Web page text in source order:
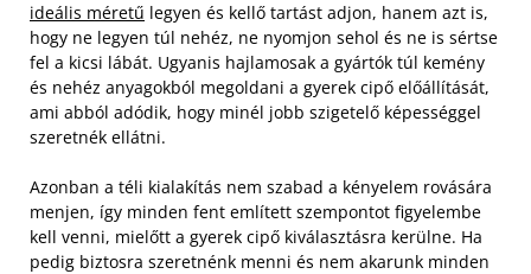
ideális méretű legyen és kellő tartást adjon, hanem azt is,
hogy ne legyen túl nehéz, ne nyomjon sehol és ne is sértse
fel a kicsi lábát. Ugyanis hajlamosak a gyártók túl kemény
és nehéz anyagokból megoldani a gyerek cipő előállítását,
ami abból adódik, hogy minél jobb szigetelő képességgel
szeretnék ellátni.
Azonban a téli kialakítás nem szabad a kényelem rovására
menjen, így minden fent említett szempontot figyelembe
kell venni, mielőtt a gyerek cipő kiválasztásra kerülne. Ha
pedig biztosra szeretnénk menni és nem akarunk minden